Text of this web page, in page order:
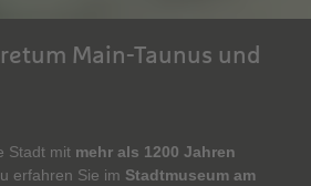
Main-Taunus und
Stadt mit mehr als 1200 Jahren
erfahren Sie im Stadtmuseum am